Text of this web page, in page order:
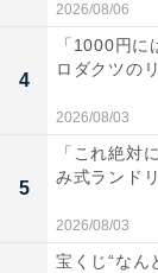
2026/08/06
4
「1000円
ロダクツの
2026/08/03
5
「これ絶対
み式ランド
2026/08/03
宝くじ“なん